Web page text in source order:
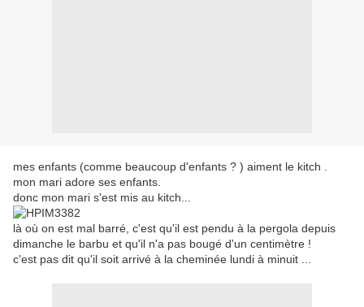
mes enfants (comme beaucoup d'enfants ? ) aiment le kitch .
mon mari adore ses enfants.
donc mon mari s'est mis au kitch...
là où on est mal barré, c'est qu'il est pendu à la pergola depuis
dimanche le barbu et qu'il n'a pas bougé d'un centimètre !
c'est pas dit qu'il soit arrivé à la cheminée lundi à minuit ...